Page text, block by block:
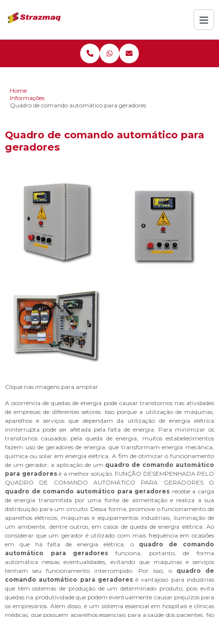
Home
Informações
Quadro de comando automático para geradores
Quadro de comando automático para
geradores
Clique nas imagens para ampliar
A ocorrência de quedas de energia pode causar transtornos nas atividades
de empresas de diferentes setores. Isso porque a utilização de máquinas,
aparelhos e serviços que dependam da utilização de energia elétrica
ininterrupta pode ser afetada pela falta de energia. Para minimizar os
transtornos causados pela queda de energia, muitos estabelecimentos
fazem uso de geradores de energia, que transformam energia mecânica,
química ou solar em energia elétrica. A fim de otimizar o funcionamento
de um gerador, a aplicação de um quadro de comando automático
para geradoresé a melhor solução. FUNÇÃO DESEMPENHADA PELO
QUADRO DE COMANDO AUTOMÁTICO PARA GERADORES O
quadro de comando automático para geradores recebe a carga
de energia transmitida por uma fonte de alimentação e realiza a sua
distribuição para um circuito. Dessa forma, promove o funcionamento de
aparelhos elétricos, máquinas e equipamentos industriais, iluminação de
um ambiente, dentre outros, em casos de queda de energia elétrica. Ao
considerar que um gerador é utilizado com mais frequência em ocasiões
em que há falta de energia elétrica, o quadro de comando
automático para geradores funciona, portanto, de forma
automática nessas eventualidades, evitando que máquinas e serviços
tenham seu funcionamento interrompido. Por isso, o quadro de
comando automático para geradoresé vantajoso para indústrias
que têm sistemas de produção de um determinado produto, pois evita
quedas na produtividade que podem eventualmente causar prejuízos para
os empresários. Além disso, é um sistema essencial em hospitais e clínicas
médicas, que possuem aparelhos essenciais para a saúde dos pacientes. No